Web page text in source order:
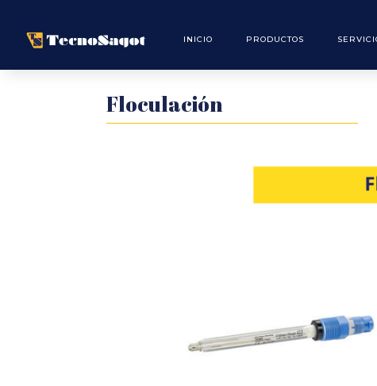
INICIO PRODUCTOS
Floculación
Floculación